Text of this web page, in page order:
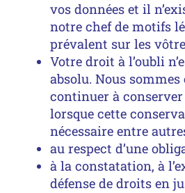
vos données et il
notre chef de motifs
prévalent sur les
Votre droit à l’oubli
absolu. Nous
continuer à conserver
lorsque cette
nécessaire entre
au respect d’une
à la constatation, à
défense de droits en